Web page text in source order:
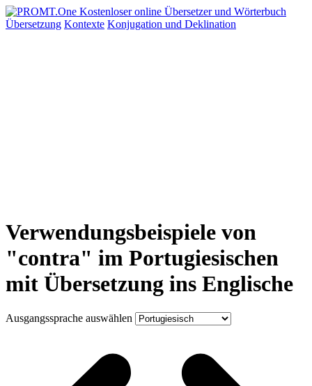
Übersetzung Kontexte Konjugation und Deklination
Verwendungsbeispiele von
"contra" im Portugiesischen
mit Übersetzung ins Englische
Ausgangssprache auswählen